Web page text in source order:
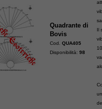
Quadrante di
Bovis
Cod.QUA405
Disponibilità:98
Il